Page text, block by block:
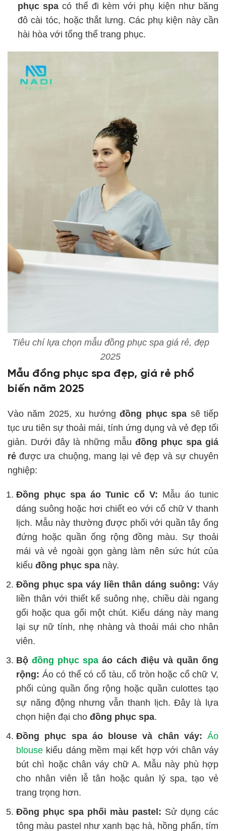
phục spa có thể đi kèm với phụ kiện như băng
đô cài tóc, hoặc thắt lưng. Các phụ kiện này cần
hài hòa với tổng thể trang phục.
Tiêu chí lựa chọn mẫu đồng phục spa giá rẻ, đẹp
2025
Mẫu đồng phục spa đẹp, giá rẻ phổ
biến năm 2025
Vào năm 2025, xu hướngđồng phục spa sẽ tiếp
tục ưu tiên sự thoải mái, tính ứng dụng và vẻ đẹp tối
giản. Dưới đây là những mẫu đồng phục spa giá
rẻ được ưa chuộng, mang lại vẻ đẹp và sự chuyên
nghiệp:
Đồng phục spa áo Tunic cổ V: Mẫu áo tunic
dáng suông hoặc hơi chiết eo với cổ chữ V thanh
lịch. Mẫu này thường được phối với quần tây ống
đứng hoặc quần ống rộng đồng màu. Sự thoải
mái và vẻ ngoài gọn gàng làm nên sức hút của
kiểu đồng phục spa này.
Đồng phục spa váy liền thân dáng suông: Váy
liền thân với thiết kế suông nhẹ, chiều dài ngang
gối hoặc qua gối một chút. Kiểu dáng này mang
lại sự nữ tính, nhẹ nhàng và thoải mái cho nhân
viên.
Bộđồng phục spa áo cách điệu và quần ống
rộng: Áo có thể có cổ tàu, cổ tròn hoặc cổ chữ V,
phối cùng quần ống rộng hoặc quần culottes tạo
sự năng động nhưng vẫn thanh lịch. Đây là lựa
chọn hiện đại cho đồng phục spa.
Đồng phục spa áo blouse và chân váy: Áo
blouse kiểu dáng mềm mại kết hợp với chân váy
bút chì hoặc chân váy chữ A. Mẫu này phù hợp
cho nhân viên lễ tân hoặc quản lý spa, tạo vẻ
trang trọng hơn.
Đồng phục spa phối màu pastel: Sử dụng các
tông màu pastel như xanh bạc hà, hồng phấn, tím